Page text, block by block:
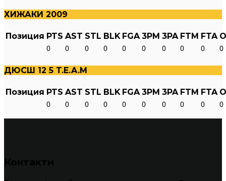
ХИЖАКИ 2009
Позиция PTS AST STL BLK FGA 3PM 3PA FTM FTA
0 0 0 0 0 0 0 0 0 0
ДЮСШ 12 5 T.E.A.M
Позиция PTS AST STL BLK FGA 3PM 3PA FTM FTA
0 0 0 0 0 0 0 0 0 0